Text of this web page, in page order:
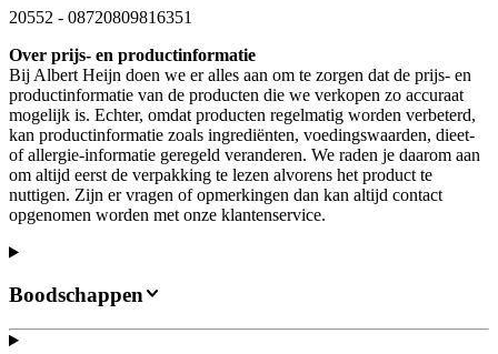
20552 - 08720809816351
Over prijs- en productinformatie
Bij Albert Heijn doen we er alles aan om te zorgen dat de prijs- en
productinformatie van de producten die we verkopen zo accuraat
mogelijk is. Echter, omdat producten regelmatig worden verbeterd,
kan productinformatie zoals ingrediënten, voedingswaarden, dieet-
of allergie-informatie geregeld veranderen. We raden je daarom aan
om altijd eerst de verpakking te lezen alvorens het product te
nuttigen. Zijn er vragen of opmerkingen dan kan altijd contact
opgenomen worden met onze klantenservice.
Boodschappen